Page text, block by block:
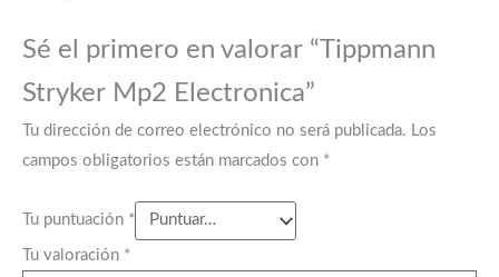
Sé el primero en valorar “Tippmann
Stryker Mp2 Electronica”
Tu dirección de correo electrónico no será publicada. Los
campos obligatorios están marcados con *
Tu puntuación *
Tu valoración *